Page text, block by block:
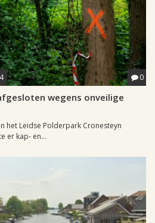
0
wegens onveilige
het Leidse Polderpark Cronesteyn
er kap- en...